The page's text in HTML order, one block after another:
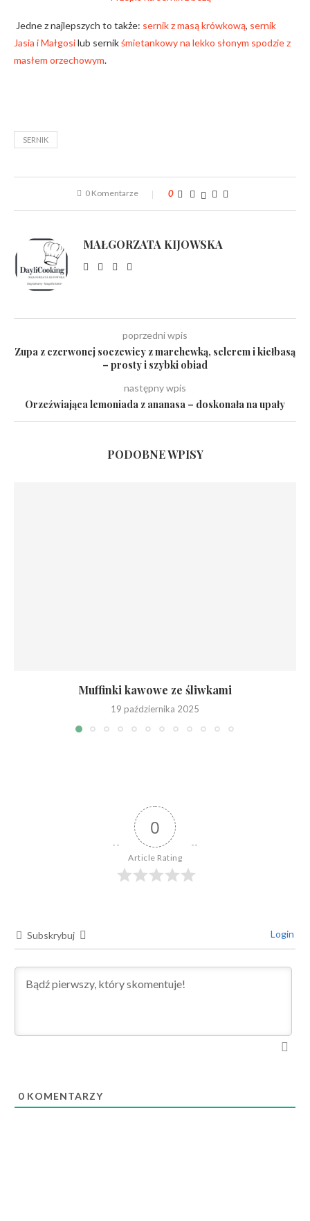
Jedne z najlepszych to także: sernik z masą krówkową, sernik
Jasia i Małgosilub sernikśmietankowy na lekko słonym spodzie z
masłem orzechowym.
SERNIK
0 Komentarze 0
MAŁGORZATA KIJOWSKA
poprzedni wpis
Zupa z czerwonej soczewicy z marchewką, selerem i kiełbasą
– prosty i szybki obiad
następny wpis
Orzeźwiająca lemoniada z ananasa – doskonała na upały
PODOBNE WPISY
Muffinki kawowe ze śliwkami
19 października 2025
0
Article Rating
Subskrybuj Login
0 KOMENTARZY